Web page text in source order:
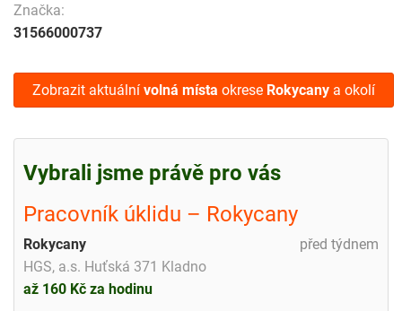
Značka:
31566000737
Zobrazit aktuální volná místa okrese Rokycany a okolí
Vybrali jsme právě pro vás
Pracovník úklidu – Rokycany
před týdnem
Rokycany
HGS, a.s. Huťská 371 Kladno
až 160 Kč za hodinu